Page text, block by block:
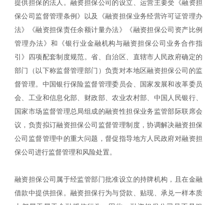
提供担保的法人。融资担保公司的设立、运营主要受《融资担
保公司监督管理条例》以及《融资担保业务经营许可证管理办
法》《融资担保责任余额计量办法》《融资担保公司资产比例
管理办法》和《银行业金融机构与融资担保公司业务合作指
引》四项配套制度规范。省、自治区、直辖市人民政府确定的
部门（以下称监督管理部门）负责对本地区融资担保公司的监
督管理。中国银行保险监督管理委员会、国家发展和改革委员
会、工业和信息化部、财政部、农业农村部、中国人民银行、
国家市场监督管理总局组成的融资性担保业务监管部际联席会
议，负责拟订融资担保公司监督管理制度，协调解决融资担保
公司监督管理中的重大问题，督促指导地方人民政府对融资担
保公司进行监督管理和风险处置。
融资担保公司属于经监管部门批准设立的持牌机构，且在金融
借款中提供担保。融资担保行为与贷款、贴现、承兑一样本质